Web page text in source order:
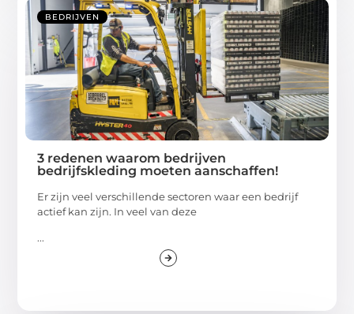
BEDRIJVEN
3 redenen waarom bedrijven
bedrijfskleding moeten aanschaffen!
Er zijn veel verschillende sectoren waar een bedrijf
actief kan zijn. In veel van deze
...